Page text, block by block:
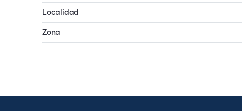
Localidad
Zona